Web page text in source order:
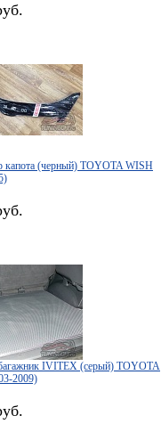
капота (черный) TOYOTA WISH
IVITEX (серый) TOYOTA
2009)